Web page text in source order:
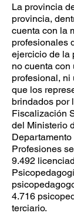
La provincia
provincia,
cuenta con la
profesionales
ejercicio de la
no cuenta
profesional, ni
que los
brindados por
Fiscalización
del Ministerio
Profesiones
9.492
4.716
terciario.